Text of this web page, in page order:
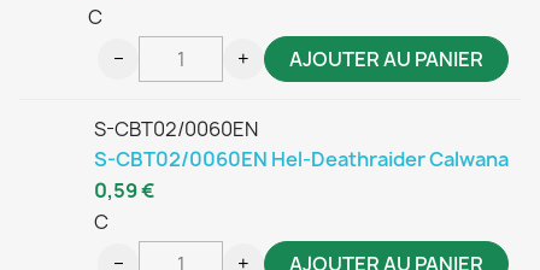
C
− + AJOUTER AU PANIER
S-CBT02/0060EN
S-CBT02/0060EN Hel-Deathraider Calwana
C
0,59 €
− + AJOUTER AU PANIER